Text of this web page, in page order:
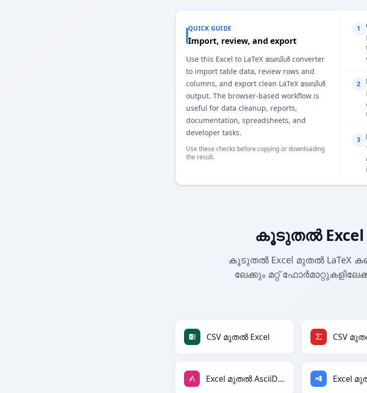
QUICK GUIDE
Import, review, and export
Use this Excel to LaTeX ടേബിൾ converter
to import table data, review rows and
columns, and export clean LaTeX ടേബിൾ
output. The browser-based workflow is
useful for data cleanup, reports,
documentation, spreadsheets, and
developer tasks.
Use these checks before copying or downloading
the result.
1
2
3
കൂടുതൽ Excel
കൂടുതൽ Excel മുതൽ LaTeX
ലേക്കും മറ്റ്
CSV മുതൽ Excel CSV
Excel മുതൽ AsciiDoc Excel